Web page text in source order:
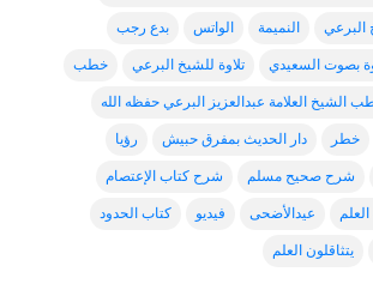
البرعي النميمة الواتس بدع رجب
بصوت السعيدي تلاوة للشيخ البرعي خطب
الشيخ العلامة عبدالعزيز البرعي حفظه الله
خطر دار الحديث بمفرق حبيش رؤيا
شرح صحيح مسلم شرح كتاب الإعتصام
عيدالأضحى فيديو كتاب الحدود
يتثاقلون العلم